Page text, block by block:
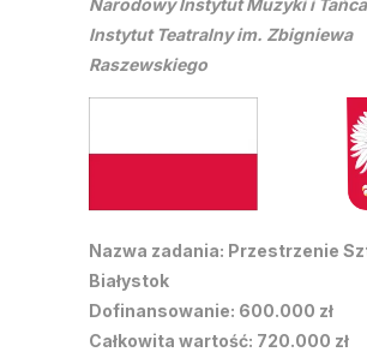
Instytut Teatralny im. Zbigniewa
Raszewskiego
Nazwa zadania: Przestrzenie
Białystok
Dofinansowanie: 600.000 zł
Całkowita wartość: 720.000 zł